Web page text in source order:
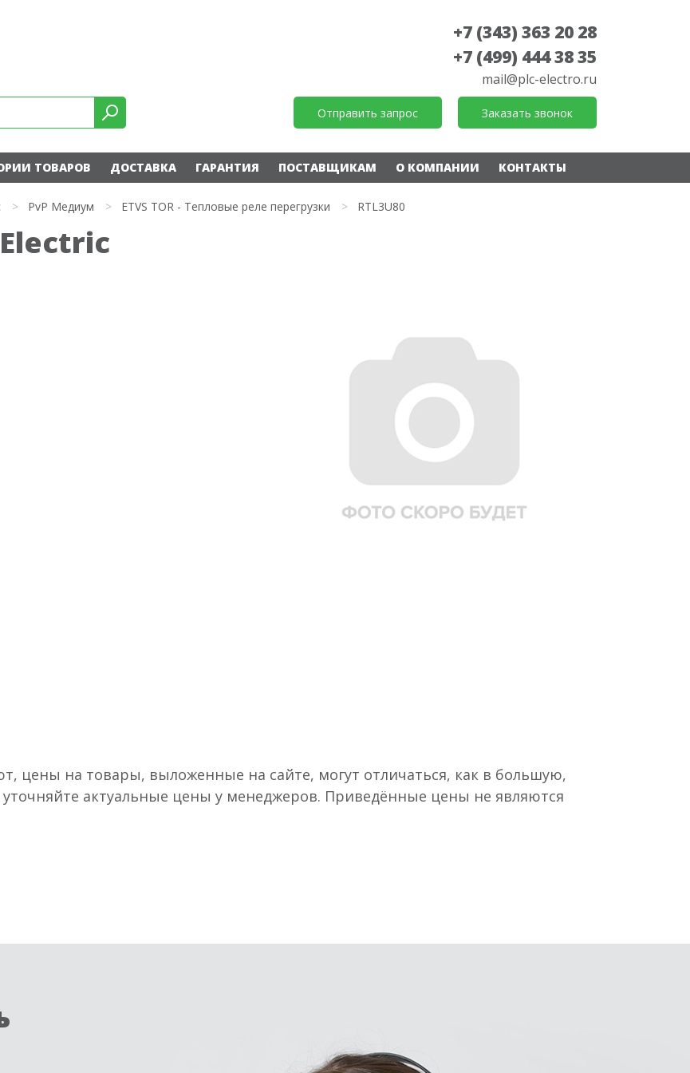
+7 (343) 363 20 28
+7 (499) 444 38 35
mail@plc-electro.ru
Отправить запрос Заказать звонок
ТОВАРОВ ДОСТАВКА ГАРАНТИЯ ПОСТАВЩИКАМ О КОМПАНИИ КОНТАКТЫ
> PvP Медиум > ETVS TOR - Тепловые реле перегрузки > RTL3U80
цены на товары, выложенные на сайте, могут отличаться, как в большую,
актуальные цены у менеджеров. Приведённые цены не являются